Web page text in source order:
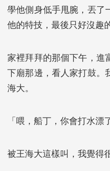
學他側身低手甩腕，丟了
他的特技，最後只好沒趣
家裡拜拜的那個下午，進
下廟那邊，看人家打鼓。
海大。
「喂，船丁，你會打水漂
被王海大這樣叫，我覺得